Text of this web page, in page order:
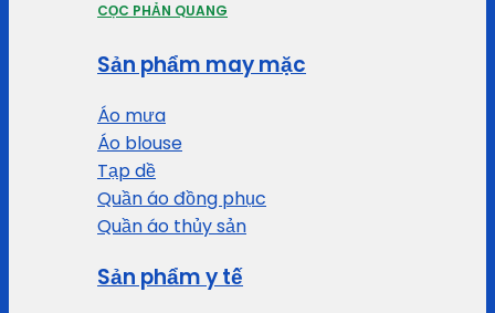
CỌC PHẢN QUANG
Sản phẩm may mặc
Áo mưa
Áo blouse
Tạp dề
Quần áo đồng phục
Quần áo thủy sản
Sản phẩm y tế